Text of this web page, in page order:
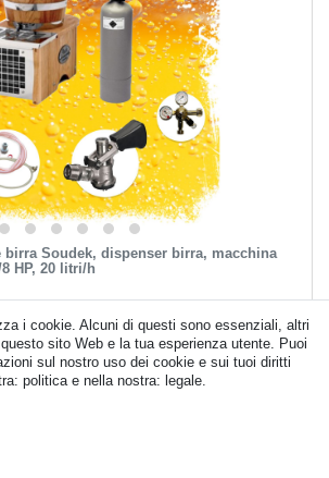
birra Soudek, dispenser birra, macchina
HP, 20 litri/h
*
i cookie. Alcuni di questi sono essenziali, altri
sito Web e la tua esperienza utente. Puoi
sul nostro uso dei cookie e sui tuoi diritti
politica e nella nostra: legale.